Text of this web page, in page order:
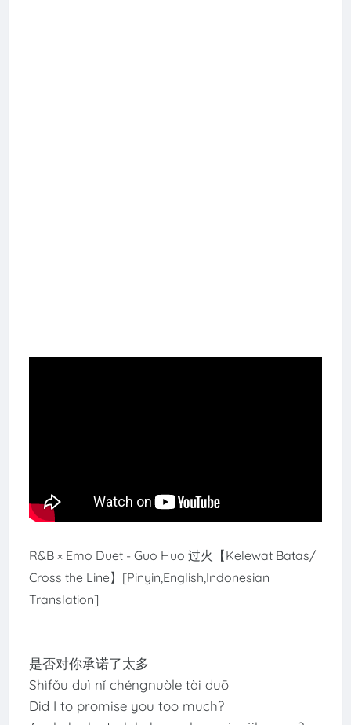
R&B × Emo Duet - Guo Huo 过火【Kelewat Batas/
Cross the Line】[Pinyin,English,Indonesian
Translation]
是否对你承诺了太多
Shìfǒu duì nǐ chéngnuòle tài duō
Did I to promise you too much?